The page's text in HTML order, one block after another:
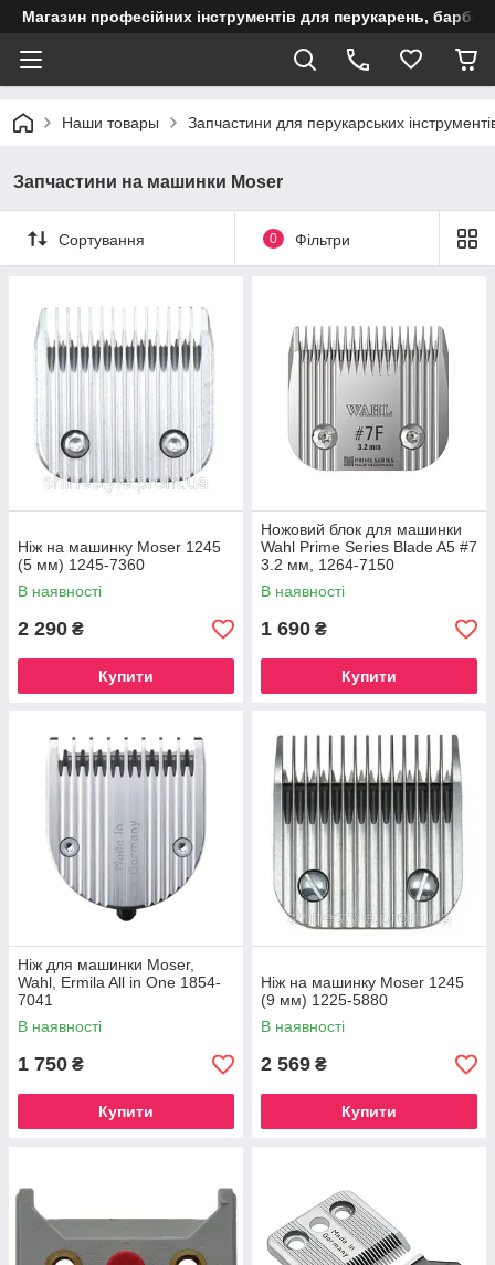
Магазин професійних інструментів для перукарень,
Наши товары Запчастини для перукарських
Запчастини на машинки Moser
Сортування 0 Фільтри
Ніж на машинку Moser 1245
(5 мм) 1245-7360
В наявності
2 290 ₴
Купити
Ножовий блок для машинки
Wahl Prime Series Blade A5 #7
3.2 мм, 1264-7150
В наявності
1 690 ₴
Купити
Ніж для машинки Moser,
Wahl, Ermila All in One 1854-
7041
В наявності
1 750 ₴
Купити
Ніж на машинку Moser 1245
(9 мм) 1225-5880
В наявності
2 569 ₴
Купити